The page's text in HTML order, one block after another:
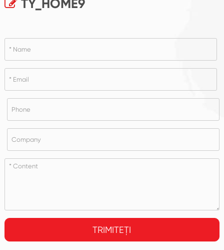
TY_HOME9
TRIMITEȚI